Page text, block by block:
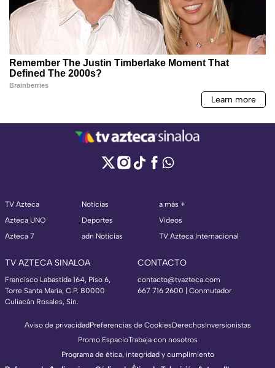
TV Azteca
Azteca UNO
Azteca 7
Noticias
Deportes
adn Noticias
a más +
Videos
TV Azteca Internacional
TV AZTECA SINALOA
Francisco Labastida 164, Piso 6,
Torre Santa María, C.P. 80000
Culiacán Rosales, Sin.
CONTACTO
contacto@tvazteca.com
667 716 2600 | Conmutador
Aviso de privacidadPreferencias de CookiesDerechosInversionistas
Promo EspacioTrabaja con nosotros
Programa de ética, integridad y cumplimiento